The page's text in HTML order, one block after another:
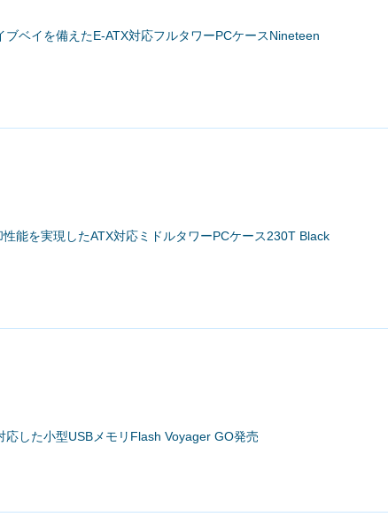
ブベイを備えたE-ATX対応フルタワーPCケースNineteen
能を実現したATX対応ミドルタワーPCケース230T Black
応した小型USBメモリFlash Voyager GO発売